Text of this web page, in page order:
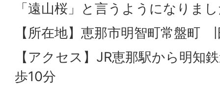
「遠山桜」と言うようになりま
【所在地】恵那市明智町常盤町
【アクセス】JR恵那駅から明知
歩10分